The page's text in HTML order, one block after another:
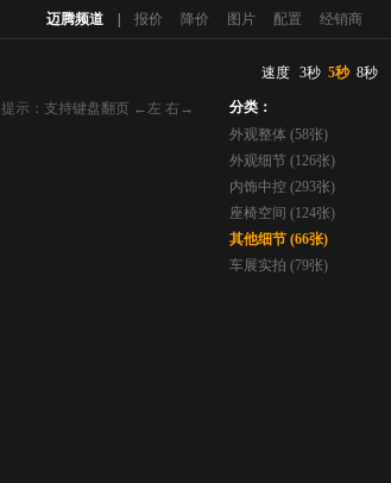
迈腾频道 报价 降价 图片 配置 经销商
提示：支持键盘翻页 ←左 右→
速度 3秒 5秒 8秒
分类：
外观整体 (58张)
外观细节 (126张)
内饰中控 (293张)
座椅空间 (124张)
其他细节 (66张)
车展实拍 (79张)